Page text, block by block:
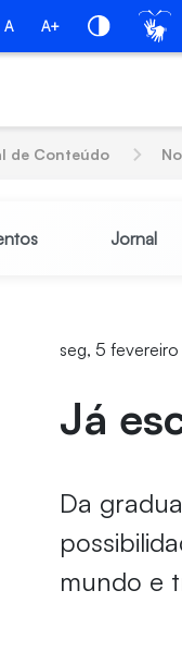
A A+
de Conteúdo
Jornal
seg, 5
Já
Da
mundo e